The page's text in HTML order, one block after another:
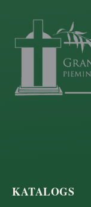
KATALOGS